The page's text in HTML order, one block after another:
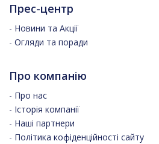
Прес-центр
- Новини та Акції
- Огляди та поради
Про компанію
- Про нас
- Історія компанії
- Наші партнери
- Політика кофіденційності сайту